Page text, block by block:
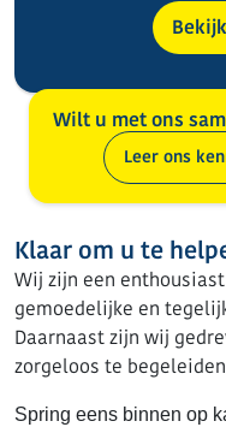
Wilt u met ons
Leer ons
Klaar om u te
Wij zijn een
gemoedelijke en
Daarnaast zijn wij
zorgeloos te
Spring eens binnen op